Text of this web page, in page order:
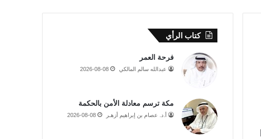
كتاب الرأي
فرحة العمر
عبدالله سالم المالكي 2026-08-08
مكة ترسم معادلة الأمن بالحكمة
أ.د. عصام بن إبراهيم أزهـر 2026-08-08